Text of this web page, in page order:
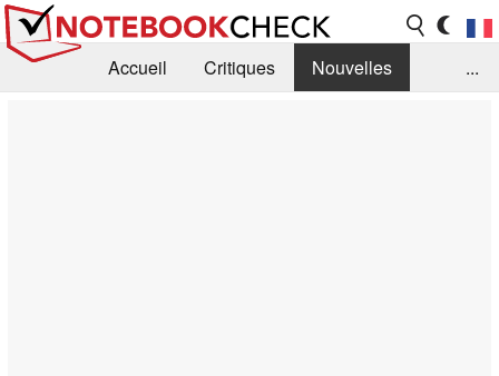
Accueil Critiques
Nouvelles
...